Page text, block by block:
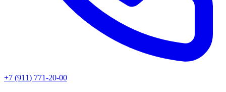
+7 (911) 771-20-00